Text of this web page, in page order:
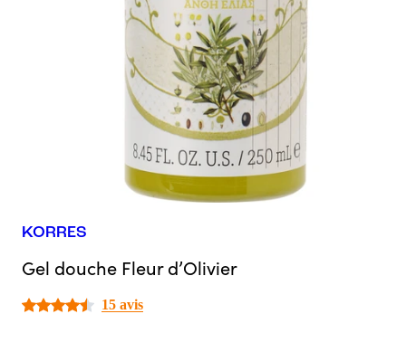
KORRES
Gel douche Fleur d’Olivier
15 avis